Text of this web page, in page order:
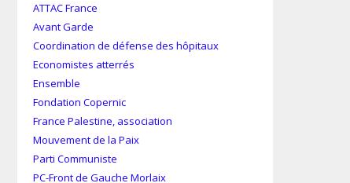
ATTAC France
Avant Garde
Coordination de défense des hôpitaux
Economistes atterrés
Ensemble
Fondation Copernic
France Palestine, association
Mouvement de la Paix
Parti Communiste
PC-Front de Gauche Morlaix